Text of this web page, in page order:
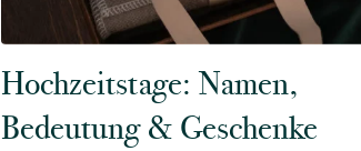
Hochzeitstage: Namen,
Bedeutung & Geschenke